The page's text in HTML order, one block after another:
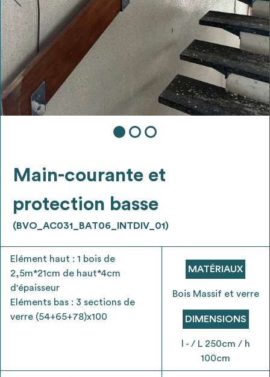
4
Ajouter les matériaux intéressants à "ma
Transmettre sa liste de manifestation
d'intérêt pour les matériaux
sélectionnés
Exporter sa liste et ses fiches produits
Être recontacté afin d’obtenir plus de
renseignements sur les modalités et
stratégies de récupérations
* Attention, l’ajout des matériaux à sa liste et son envoi ne
Main-courante et
protection basse
(BVO_AC031_BAT06_INTDIV_01)
Elément haut : 1 bois de
2,5m*21cm de haut*4cm
d'épaisseur
Eléments bas : 3 sections de
verre (54+65+78)x100
MATÉRIAUX
Bois Massif et verre
DIMENSIONS
l - / L 250cm / h
100cm